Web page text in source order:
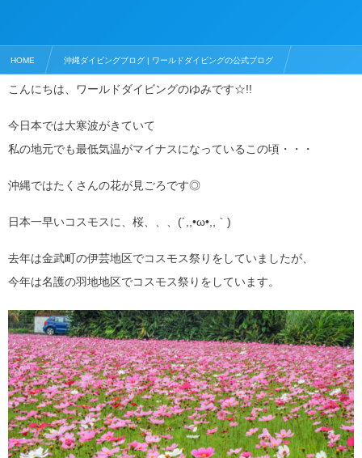
HOME 沖縄ダイビングブログ | ワールドダイビングの公式ブログ
沖縄でおすすめの人気観光スポット 花が見ごろの沖縄、桜がピークです！
こんにちは、ワールドダイビングのゆみです☆!!
今日本では大寒波がきていて
私の地元でも最低気温がマイナスになっているこの頃・・・
沖縄ではたくさんの花が見ごろです◎
日本一早いコスモスに、桜、、、(´,,•ω•,,｀)
去年は金武町の伊芸地区でコスモス祭りをしていましたが、
今年は名護の羽地地区でコスモス祭りをしています。